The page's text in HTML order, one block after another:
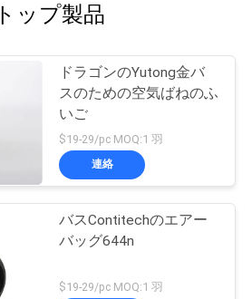
トップ製品
ドラゴンのYutong金バ
スのための空気ばねのふ
いご
$19-29/pc MOQ:1 羽
連絡
バスContitechのエアー
バッグ644n
$19-29/pc MOQ:1 羽